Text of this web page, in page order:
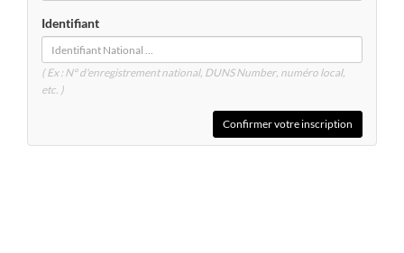
Identifiant
( Ex : N° d'enregistrement national, DUNSNumber, numéro local,
etc. )